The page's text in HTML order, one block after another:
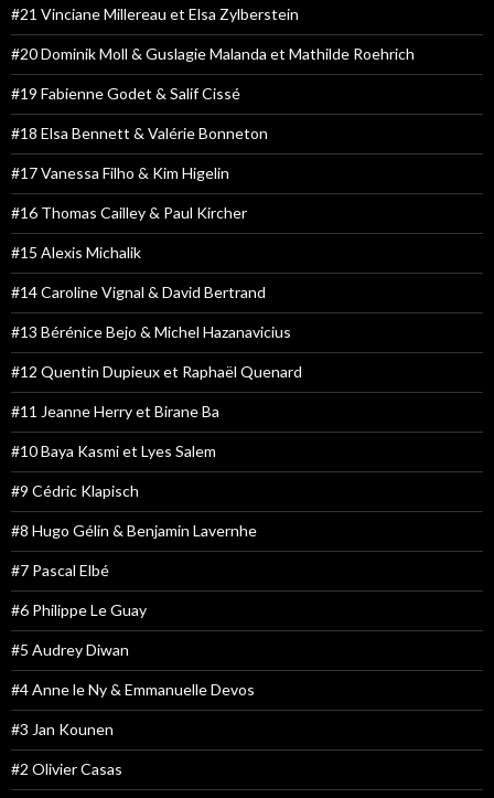
#21 Vinciane Millereau et Elsa Zylberstein
#20 Dominik Moll & Guslagie Malanda et Mathilde Roehrich
#19 Fabienne Godet & Salif Cissé
#18 Elsa Bennett & Valérie Bonneton
#17 Vanessa Filho & Kim Higelin
#16 Thomas Cailley & Paul Kircher
#15 Alexis Michalik
#14 Caroline Vignal & David Bertrand
#13 Bérénice Bejo & Michel Hazanavicius
#12 Quentin Dupieux et Raphaël Quenard
#11 Jeanne Herry et Birane Ba
#10 Baya Kasmi et Lyes Salem
#9 Cédric Klapisch
#8 Hugo Gélin & Benjamin Lavernhe
#7 Pascal Elbé
#6 Philippe Le Guay
#5 Audrey Diwan
#4 Anne le Ny & Emmanuelle Devos
#3 Jan Kounen
#2 Olivier Casas